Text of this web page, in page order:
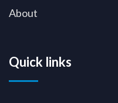
About
Quick links